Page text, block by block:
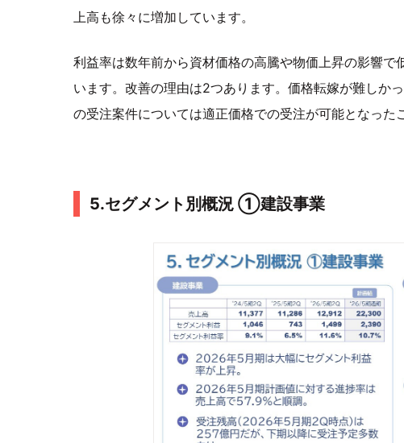
上高も徐々に増加しています。
利益率は数年前から資材価格の高騰や物価上昇の影響
います。改善の理由は2つあります。価格転嫁が難しか
の受注案件については適正価格での受注が可能となった
5.セグメント別概況 ①建設事業